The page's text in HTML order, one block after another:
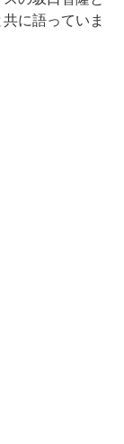
に語っていま